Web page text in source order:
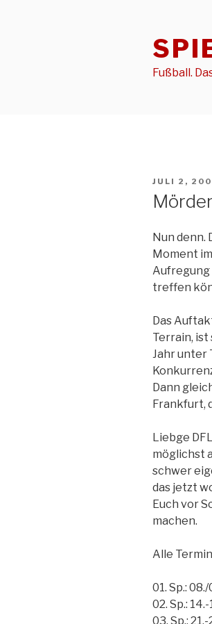
Fußball.
JULI 2,
Nun denn.
Moment
Aufregung
treffen
Das
Terrain, ist
Jahr unter
Dann
Frankfurt,
Liebge
möglichst
schwer
das jetzt
Euch vor
machen.
Alle
01. Sp.:
02. Sp.:
03. Sp.: